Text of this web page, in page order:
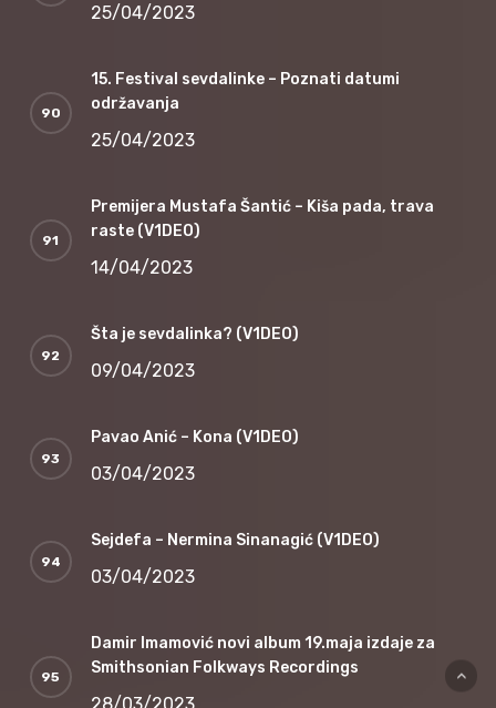
25/04/2023
15. Festival sevdalinke – Poznati datumi
održavanja
25/04/2023
Premijera Mustafa Šantić – Kiša pada, trava
raste (V1DEO)
14/04/2023
Šta je sevdalinka? (V1DEO)
09/04/2023
Pavao Anić – Kona (V1DEO)
03/04/2023
Sejdefa – Nermina Sinanagić (V1DEO)
03/04/2023
Damir Imamović novi album 19.maja izdaje za
Smithsonian Folkways Recordings